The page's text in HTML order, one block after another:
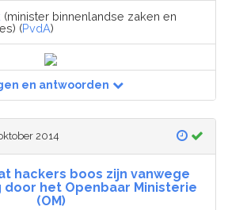
(minister binnenlandse zaken en
(PvdA)
en antwoorden
2014
hackers boos zijn vanwege
het Openbaar Ministerie
(OM)